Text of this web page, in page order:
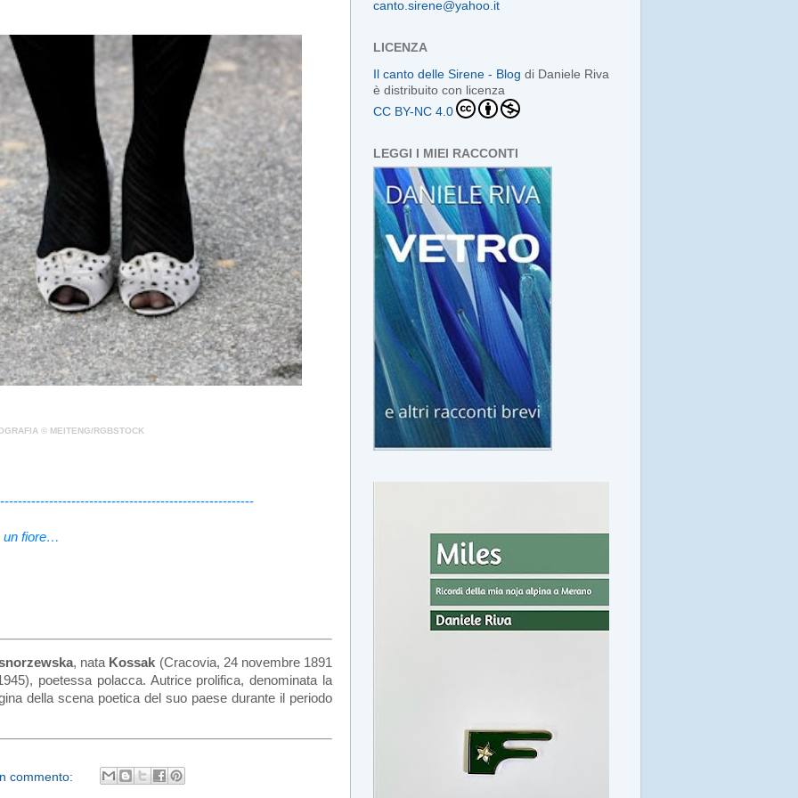
© MEITENG/RGBSTOCK
un fiore…
, nata Kossak (Cracovia, 24 novembre 1891
poetessa polacca. Autrice prolifica, denominata la
della scena poetica del suo paese durante il periodo
commento:
canto.sirene@yahoo.it
LICENZA
Il canto delle Sirene - Blog di Daniele Riva
è distribuito con licenza
CC BY-NC 4.0
LEGGI I MIEI RACCONTI